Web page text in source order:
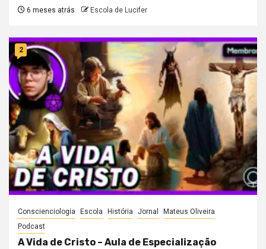
6 meses atrás Escola de Lucifer
2
Conscienciologia Escola História Jornal
Mateus Oliveira
Podcast
A Vida de Cristo – Aula de Especialização